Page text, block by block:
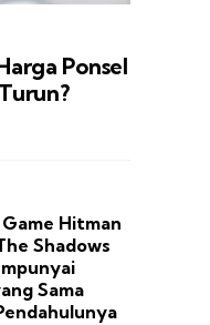
Ponsel
Hitman
Shadows
Sama